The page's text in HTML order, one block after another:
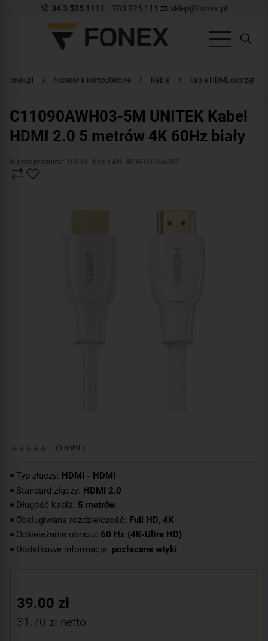
34 3 525 111 783 825 111 sklep@fonex.pl
Akcesoria komputerowe Kable Kable HDMI, osprzęt
C11090AWH03-5M UNITEK Kabel
HDMI 2.0 5 metrów 4K 60Hz biały
Numer produktu: 10863 | Kod EAN: 4894160056382
(0 opinii)
Typ złączy: HDMI - HDMI
Standard złączy: HDMI 2.0
Długość kabla: 5 metrów
Obsługiwana rozdzielczość: Full HD, 4K
Odświeżanie obrazu: 60 Hz (4K-Ultra HD)
Dodatkowe informacje: pozłacane wtyki
39.00 zł
31.70 zł netto